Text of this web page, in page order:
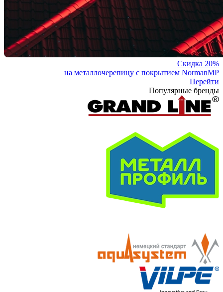
Скидка 20%
на металлочерепицу с покрытием NormanMP
Перейти
Популярные бренды